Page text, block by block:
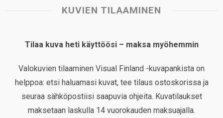
KUVIEN TILAAMINEN
Tilaa kuva heti käyttöösi – maksa myöhemmin
Valokuvien tilaaminen Visual Finland -kuvapankista on
helppoa: etsi haluamasi kuvat, tee tilaus ostoskorissa ja
seuraa sähköpostiisi saapuvia ohjeita. Kuvatilaukset
maksetaan laskulla 14 vuorokauden maksuajalla.